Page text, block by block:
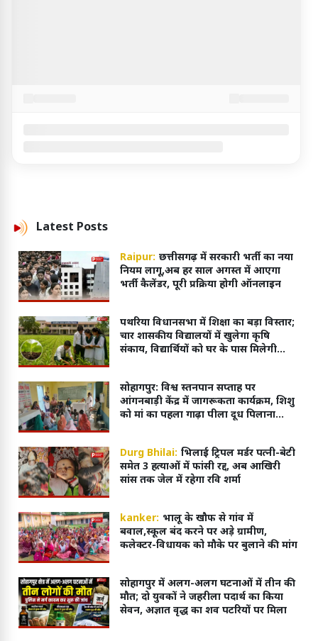
Latest Posts
Raipur: छत्तीसगढ़ में सरकारी भर्ती का नया
नियम लागू,अब हर साल अगस्त में आएगा
भर्ती कैलेंडर, पूरी प्रक्रिया होगी ऑनलाइन
पथरिया विधानसभा में शिक्षा का बड़ा विस्तार;
चार शासकीय विद्यालयों में खुलेगा कृषि
संकाय, विद्यार्थियों को घर के पास मिलेगी
सोहागपुर: विश्व स्तनपान सप्ताह पर
आंगनबाड़ी केंद्र में जागरूकता कार्यक्रम, शिशु
को मां का पहला गाढ़ा पीला दूध पिलाना
Durg Bhilai: भिलाई ट्रिपल मर्डर पत्नी-बेटी
समेत 3 हत्याओं में फांसी रद्द, अब आखिरी
सांस तक जेल में रहेगा रवि शर्मा
kanker: भालू के खौफ से गांव में
बवाल,स्कूल बंद करने पर अड़े ग्रामीण,
कलेक्टर-विधायक को मौके पर बुलाने की मांग
सोहागपुर में अलग-अलग घटनाओं में तीन की
मौत; दो युवकों ने जहरीला पदार्थ का किया
सेवन, अज्ञात वृद्ध का शव पटरियों पर मिला